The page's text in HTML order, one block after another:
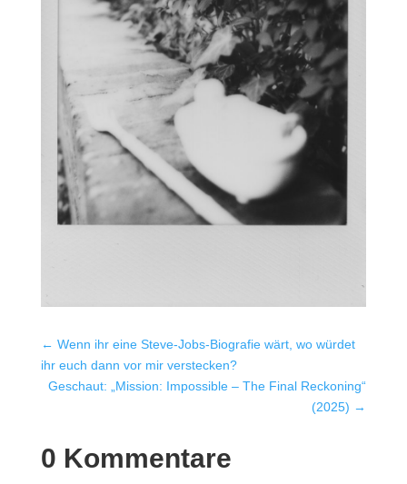
← Wenn ihr eine Steve-Jobs-Biografie wärt, wo würdet
ihr euch dann vor mir verstecken?
Geschaut: „Mission: Impossible – The Final Reckoning“
(2025) →
0 Kommentare